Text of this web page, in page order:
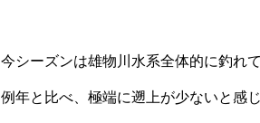
今シーズンは雄物川水系全体的に釣れ
例年と比べ、極端に遡上が少ないと感じ